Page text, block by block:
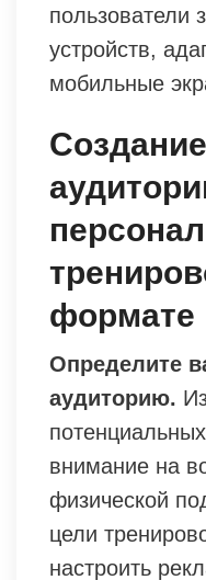
пользователи
устройств,
мобильные
формате
Определите
аудиторию.
внимание на
физической
цели
настроить